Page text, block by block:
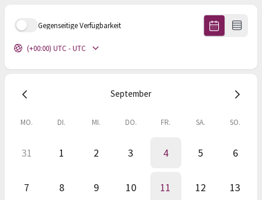
Gegenseitige Verfügbarkeit
(+00:00) UTC - UTC
September
MO. DI. MI. DO. FR. SA. SO.
31 1 2 3 4 5 6
7 8 9 10 11 12 13